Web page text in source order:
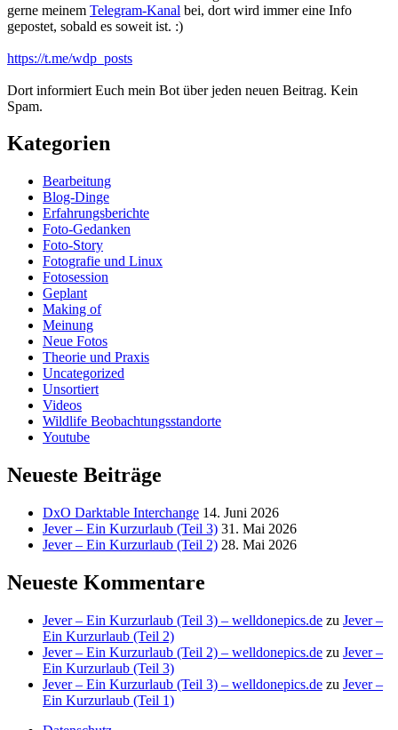
gerne meinem Telegram-Kanal bei, dort wird immer eine Info
gepostet, sobald es soweit ist. :)
https://t.me/wdp_posts
Dort informiert Euch mein Bot über jeden neuen Beitrag. Kein
Spam.
Kategorien
Bearbeitung
Blog-Dinge
Erfahrungsberichte
Foto-Gedanken
Foto-Story
Fotografie und Linux
Fotosession
Geplant
Making of
Meinung
Neue Fotos
Theorie und Praxis
Uncategorized
Unsortiert
Videos
Wildlife Beobachtungsstandorte
Youtube
Neueste Beiträge
DxO Darktable Interchange 14. Juni 2026
Jever – Ein Kurzurlaub (Teil 3) 31. Mai 2026
Jever – Ein Kurzurlaub (Teil 2) 28. Mai 2026
Neueste Kommentare
Jever – Ein Kurzurlaub (Teil 3) – welldonepics.de zu Jever –
Ein Kurzurlaub (Teil 2)
Jever – Ein Kurzurlaub (Teil 2) – welldonepics.de zu Jever –
Ein Kurzurlaub (Teil 3)
Jever – Ein Kurzurlaub (Teil 3) – welldonepics.de zu Jever –
Ein Kurzurlaub (Teil 1)